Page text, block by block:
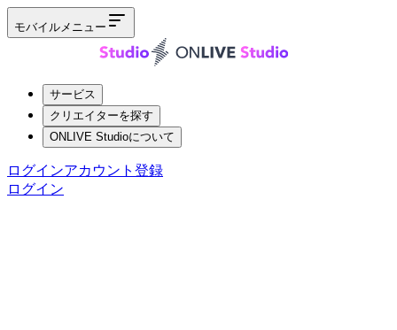
モバイルメニュー
サービス
クリエイターを探す
ONLIVE Studioについて
ログインアカウント登録
ログイン